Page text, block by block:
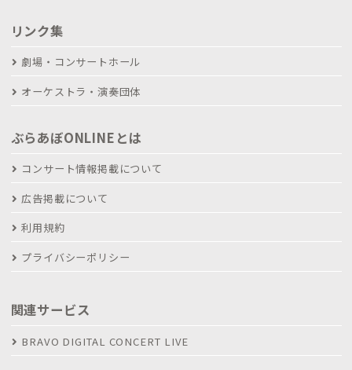
リンク集
劇場・コンサートホール
オーケストラ・演奏団体
ぶらあぼONLINEとは
コンサート情報掲載について
広告掲載について
利用規約
プライバシーポリシー
関連サービス
BRAVO DIGITAL CONCERT LIVE